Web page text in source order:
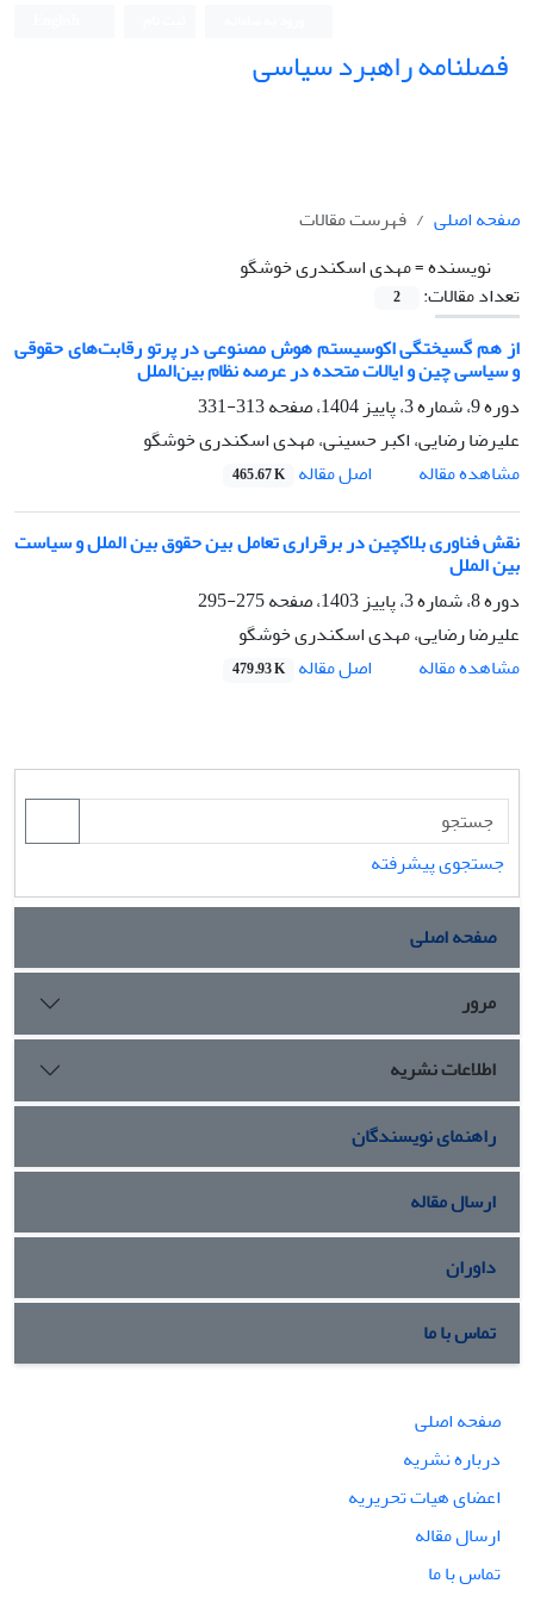
فصلنامه راهبرد سیاسی
صفحه اصلی
فهرست مقالات
نویسنده =مهدی اسکندری خوشگو
تعداد مقالات:
2
از هم گسیختگی اکوسیستم هوش مصنوعی در پرتو رقابت‌های حقوقی
و سیاسی چین و ایالات متحده در عرصه نظام بین‌الملل
دوره 9، شماره 3، پاییز 1404، صفحه
313-331
علیرضا رضایی، اکبر حسینی، مهدی اسکندری خوشگو
مشاهده مقاله
اصل مقاله 465.67 K
نقش فناوری بلاکچین در برقراری تعامل بین حقوق بین الملل و سیاست
بین الملل
دوره 8، شماره 3، پاییز 1403، صفحه
275-295
علیرضا رضایی، مهدی اسکندری خوشگو
مشاهده مقاله
اصل مقاله 479.93 K
جستجوی پیشرفته
صفحه اصلی
مرور
اطلاعات نشریه
راهنمای نویسندگان
ارسال مقاله
داوران
تماس با ما
صفحه اصلی
درباره نشریه
اعضای هیات تحریریه
ارسال مقاله
تماس با ما